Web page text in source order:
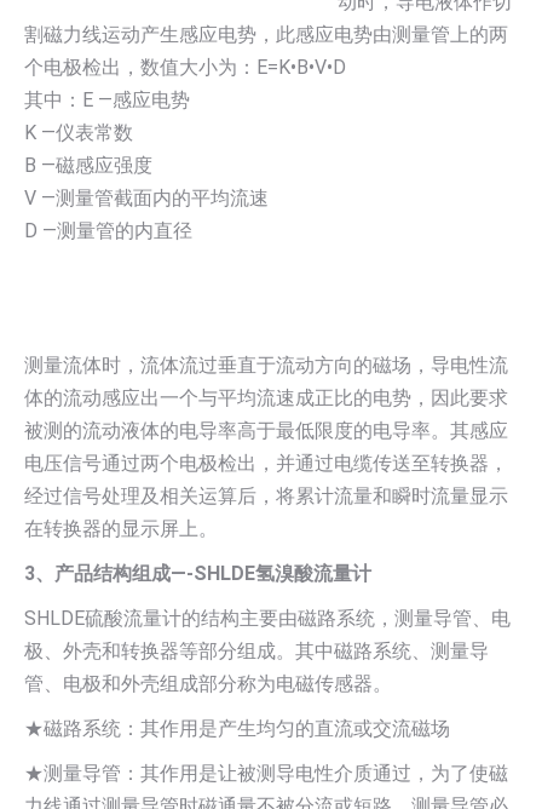
割磁力线运动产生感应电势，此感应电势由测量管上的两
个电极检出，数值大小为：E=K•B•V•D
其中：E —感应电势
K —仪表常数
B —磁感应强度
V —测量管截面内的平均流速
D —测量管的内直径
测量流体时，流体流过垂直于流动方向的磁场，导电性流
体的流动感应出一个与平均流速成正比的电势，因此要求
被测的流动液体的电导率高于最低限度的电导率。其感应
电压信号通过两个电极检出，并通过电缆传送至转换器，
经过信号处理及相关运算后，将累计流量和瞬时流量显示
在转换器的显示屏上。
3、产品结构组成—-SHLDE氢溴酸流量计
SHLDE硫酸流量计的结构主要由磁路系统，测量导管、电
极、外壳和转换器等部分组成。其中磁路系统、测量导
管、电极和外壳组成部分称为电磁传感器。
★磁路系统：其作用是产生均匀的直流或交流磁场
★测量导管：其作用是让被测导电性介质通过，为了使磁